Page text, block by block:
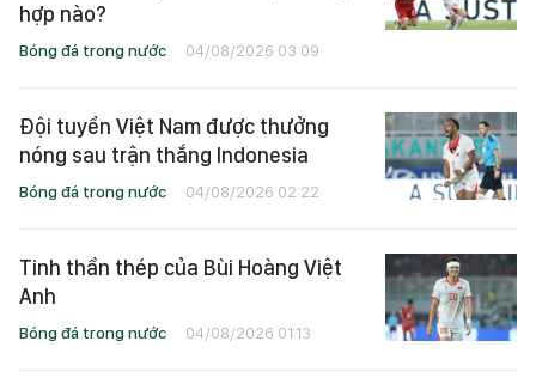
hợp nào?
Bóng đá trong nước 04/08/2026 03:09
Đội tuyển Việt Nam được thưởng
nóng sau trận thắng Indonesia
Bóng đá trong nước 04/08/2026 02:22
Tinh thần thép của Bùi Hoàng Việt
Anh
Bóng đá trong nước 04/08/2026 01:13